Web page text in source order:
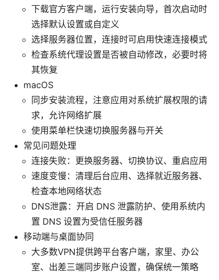
下载官方客户端，运行安装向导，首次启动时
选择默认设置或自定义
选择服务器位置，连接时可启用快速连接模式
检查系统代理设置是否被自动修改，必要时将
其恢复
macOS
同步安装流程，注意应用对系统扩展权限的请
求，允许网络扩展
使用菜单栏快速切换服务器与开关
常见问题处理
连接失败：更换服务器、切换协议、重启应用
速度变慢：清理后台应用、选择就近服务器、
检查本地网络状态
DNS泄露：开启 DNS 泄露防护、使用系统内
置 DNS 设置为受信任服务器
移动端与桌面协同
大多数VPN提供跨平台客户端，家里、办公
室、出差三端同步账户设置，确保统一策略